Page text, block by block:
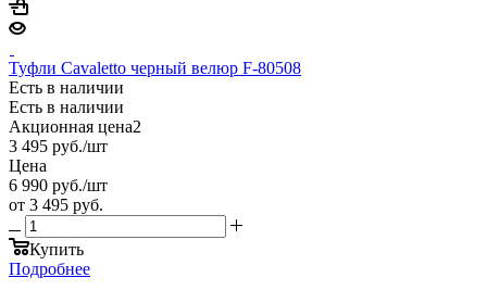
Туфли Cavaletto черный велюр F-80508
Есть в наличии
Есть в наличии
Акционная цена2
3 495 руб./шт
Цена
6 990 руб./шт
от 3 495 руб.
Купить
Подробнее